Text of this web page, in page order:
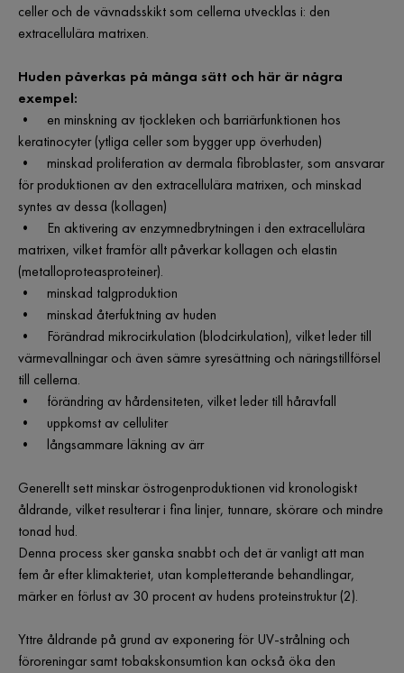
celler och de vävnadsskikt som cellerna utvecklas i: den
extracellulära matrixen.
Huden påverkas på många sätt och här är några
exempel:
• en minskning av tjockleken och barriärfunktionen hos
keratinocyter (ytliga celler som bygger upp överhuden)
• minskad proliferation av dermala fibroblaster, som ansvarar
för produktionen av den extracellulära matrixen, och minskad
syntes av dessa (kollagen)
• En aktivering av enzymnedbrytningen i den extracellulära
matrixen, vilket framför allt påverkar kollagen och elastin
(metalloproteasproteiner).
• minskad talgproduktion
• minskad återfuktning av huden
• Förändrad mikrocirkulation (blodcirkulation), vilket leder till
värmevallningar och även sämre syresättning och näringstillförsel
till cellerna.
• förändring av hårdensiteten, vilket leder till håravfall
• uppkomst av celluliter
• långsammare läkning av ärr
Generellt sett minskar östrogenproduktionen vid kronologiskt
åldrande, vilket resulterar i fina linjer, tunnare, skörare och mindre
tonad hud.
Denna process sker ganska snabbt och det är vanligt att man
fem år efter klimakteriet, utan kompletterande behandlingar,
märker en förlust av 30 procent av hudens proteinstruktur (2).
Yttre åldrande på grund av exponering för UV-strålning och
föroreningar samt tobakskonsumtion kan också öka den